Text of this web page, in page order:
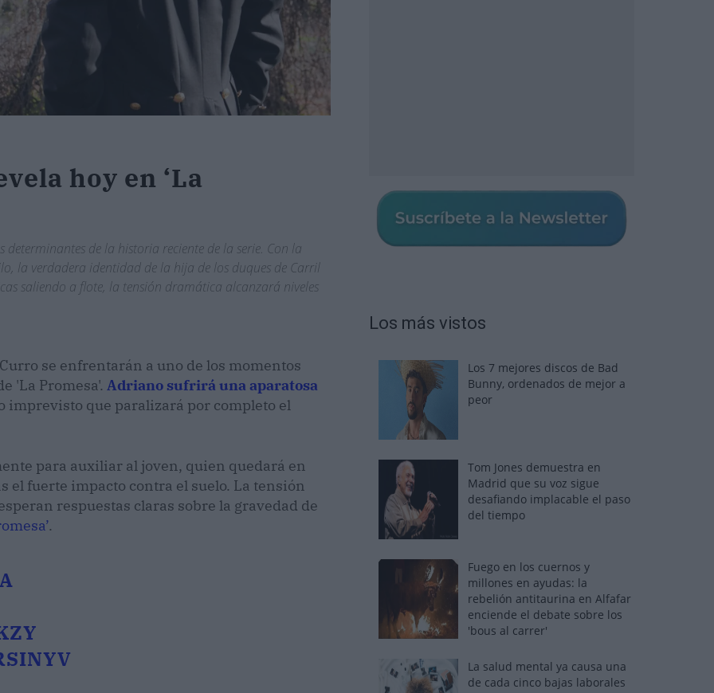
hoy en ‘La
de la historia reciente de la serie. Con la
la verdadera identidad de la hija de los duques de Carril
saliendo a flote, la tensión dramática alcanzará niveles
se enfrentarán a uno de los momentos
'La Promesa'. Adriano sufrirá una aparatosa
imprevisto que paralizará por completo el
para auxiliar al joven, quien quedará en
fuerte impacto contra el suelo. La tensión
respuestas claras sobre la gravedad de
.
Los más vistos
Los 7 mejores discos de Bad
Bunny, ordenados de mejor a
peor
Tom Jones demuestra en
Madrid que su voz sigue
desafiando implacable el paso
del tiempo
Fuego en los cuernos y
millones en ayudas: la
rebelión antitaurina en Alfafar
enciende el debate sobre los
'bous al carrer'
La salud mental ya causa una
de cada cinco bajas laborales